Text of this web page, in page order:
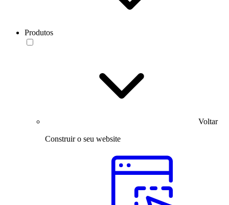
Produtos
Voltar
Construir o seu website